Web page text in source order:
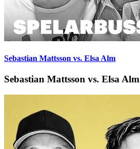
Sebastian Mattsson vs. Elsa Alm
Sebastian Mattsson vs. Elsa Alm